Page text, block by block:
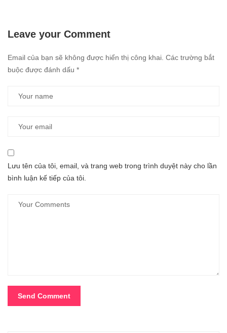
Leave your Comment
Email của bạn sẽ không được hiển thị công khai. Các trường bắt
buộc được đánh dấu *
Lưu tên của tôi, email, và trang web trong trình duyệt này cho lần
bình luận kế tiếp của tôi.